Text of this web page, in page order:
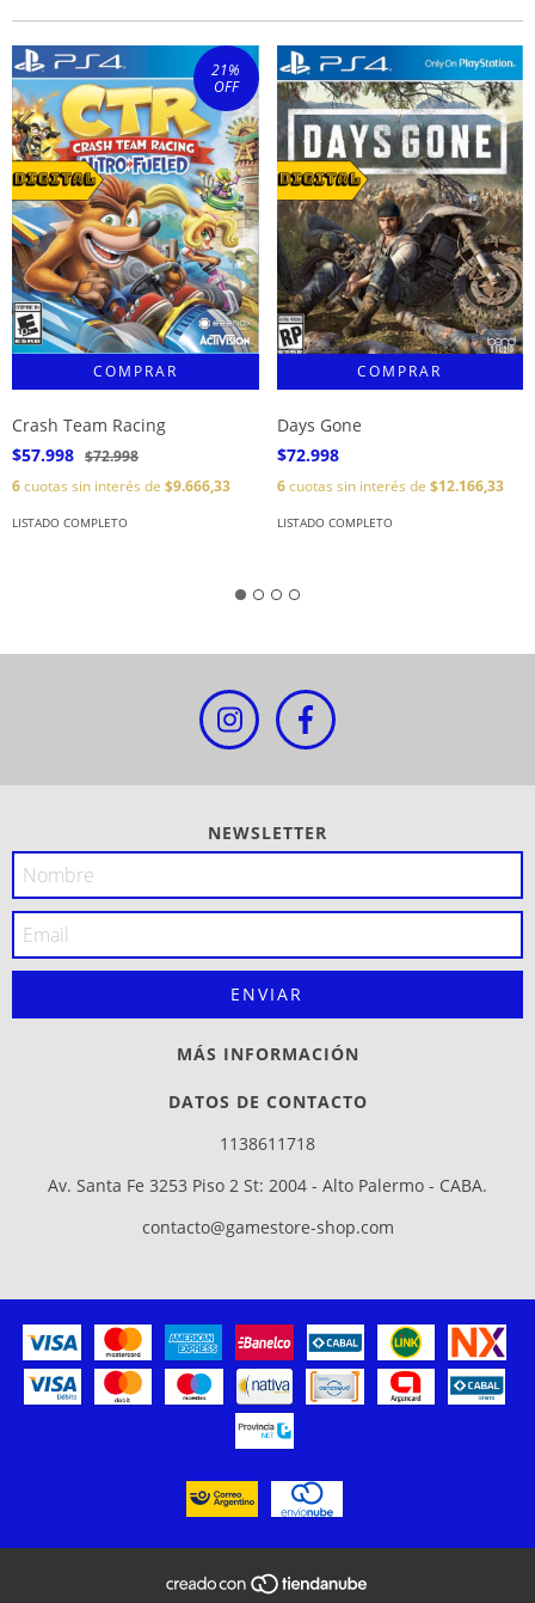
21%
OFF
Crash Team Racing
$57.998 $72.998
6cuotas sin interés de $9.666,33
LISTADO COMPLETO
Days Gone
$72.998
6cuotas sin interés de $12.166,33
LISTADO COMPLETO
NEWSLETTER
MÁS INFORMACIÓN
DATOS DE CONTACTO
1138611718
Av. Santa Fe 3253 Piso 2 St: 2004 - Alto Palermo - CABA.
contacto@gamestore-shop.com